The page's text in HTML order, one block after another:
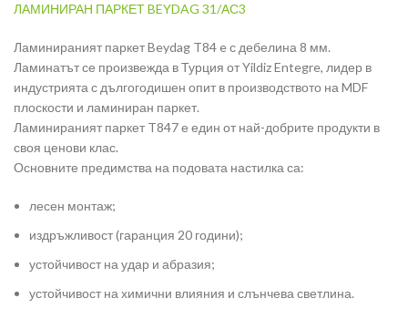
ЛАМИНИРАН ПАРКЕТ BEYDAG 31/АС3
Ламинираният паркет Beydag T84 e с дебелина 8 мм.
Ламинатът се произвежда в Турция от Yildiz Entegre, лидер в
индустрията с дългогодишен опит в производството на MDF
плоскости и ламиниран паркет.
Ламинираният паркет T847 е един от най-добрите продукти в
своя ценови клас.
Основните предимства на подовата настилка са:
лесен монтаж;
издръжливост (гаранция 20 години);
устойчивост на удар и абразия;
устойчивост на химични влияния и слънчева светлина.